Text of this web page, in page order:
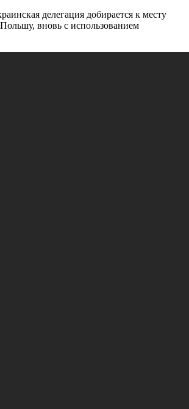
делегация добирается к месту
вновь с использованием